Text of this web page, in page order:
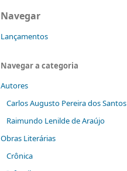
Navegar
Lançamentos
Navegar a categoria
Autores
Carlos Augusto Pereira dos Santos
Raimundo Lenilde de Araújo
Obras Literárias
Crônica